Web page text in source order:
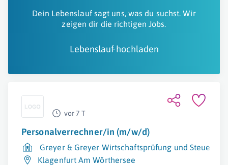
Dein Lebenslauf sagt uns, was du suchst. Wir
zeigen dir die richtigen Jobs.
Lebenslauf hochladen
vor 7 T
Personalverrechner/in (m/w/d)
Greyer & Greyer Wirtschaftsprüfung und
Klagenfurt Am Wörthersee